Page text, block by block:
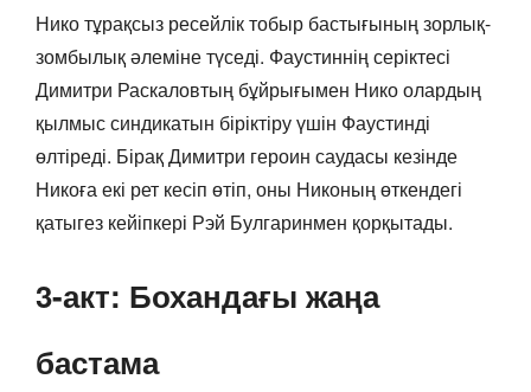
Нико тұрақсыз ресейлік тобыр бастығының зорлық-
зомбылық әлеміне түседі. Фаустиннің серіктесі
Димитри Раскаловтың бұйрығымен Нико олардың
қылмыс синдикатын біріктіру үшін Фаустинді
өлтіреді. Бірақ Димитри героин саудасы кезінде
Никоға екі рет кесіп өтіп, оны Никоның өткендегі
қатыгез кейіпкері Рэй Булгаринмен қорқытады.
3-акт: Бохандағы жаңа
бастама